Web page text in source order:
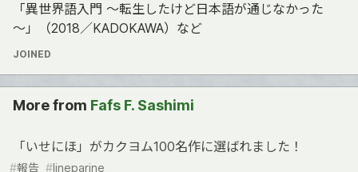
「異世界語入門 ～転生したけど日本語が通じなかった
～」（2018／KADOKAWA）など
JOINED
More from Fafs F. Sashimi
「いせにほ」がカクヨム100名作に選ばれました！
#報告 #lineparine